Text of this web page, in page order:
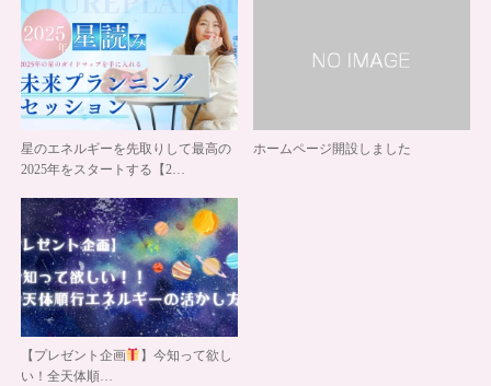
星のエネルギーを先取りして最高の
2025年をスタートする【2…
ホームページ開設しました
【プレゼント企画
】今知って欲し
い！全天体順…